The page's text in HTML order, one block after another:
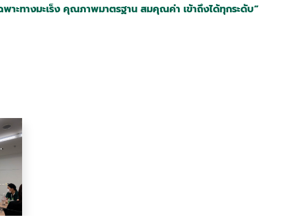
พาะทางมะเร็ง คุณภาพมาตรฐาน สมคุณค่า เข้าถึงได้ทุกระดับ”